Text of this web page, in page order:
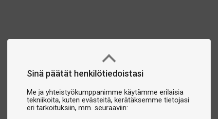
Sinä päätät henkilötiedoistasi
Me ja yhteistyökumppanimme käytämme erilaisia
tekniikoita, kuten evästeitä, kerätäksemme tietojasi
eri tarkoituksiin, mm. seuraaviin: